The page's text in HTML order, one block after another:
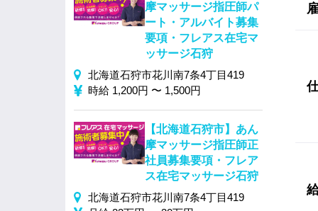
摩マッサージ指圧師パ
ート・アルバイト募集
要項・フレアス在宅マ
ッサージ石狩
北海道石狩市花川南7条4丁目419
時給 1,200円 〜 1,500円
【北海道石狩市】あん
摩マッサージ指圧師正
社員募集要項・フレア
ス在宅マッサージ石狩
北海道石狩市花川南7条4丁目419